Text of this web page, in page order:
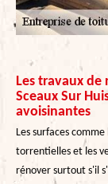
Les travaux
Sceaux Sur
avoisinantes
Les surfaces
torrentielles et les
rénover surtout s'il